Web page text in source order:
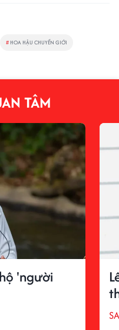
# HOA HẬU CHUYỂN GIỚI
TÂM
'người